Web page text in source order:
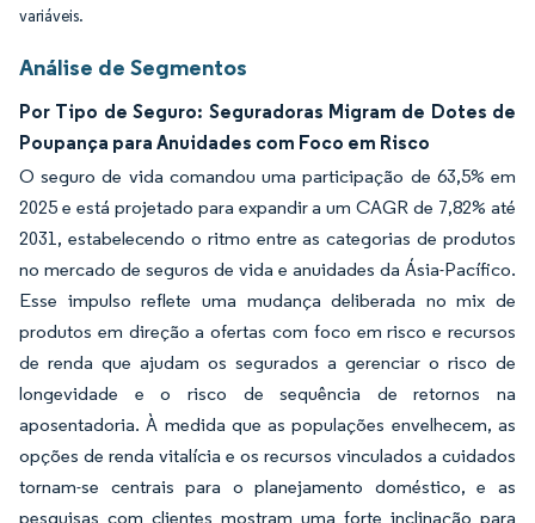
variáveis.
Análise de Segmentos
Por Tipo de Seguro: Seguradoras Migram de Dotes de
Poupança para Anuidades com Foco em Risco
O seguro de vida comandou uma participação de 63,5% em
2025 e está projetado para expandir a um CAGR de 7,82% até
2031, estabelecendo o ritmo entre as categorias de produtos
no mercado de seguros de vida e anuidades da Ásia-Pacífico.
Esse impulso reflete uma mudança deliberada no mix de
produtos em direção a ofertas com foco em risco e recursos
de renda que ajudam os segurados a gerenciar o risco de
longevidade e o risco de sequência de retornos na
aposentadoria. À medida que as populações envelhecem, as
opções de renda vitalícia e os recursos vinculados a cuidados
tornam-se centrais para o planejamento doméstico, e as
pesquisas com clientes mostram uma forte inclinação para